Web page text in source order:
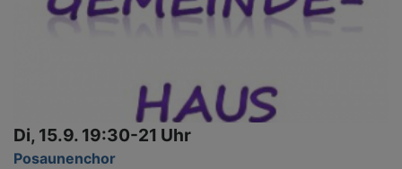
Di, 15.9. 19:30-21 Uhr
Posaunenchor